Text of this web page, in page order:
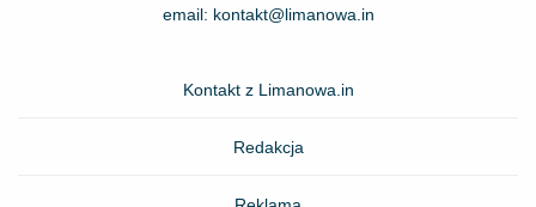
email: kontakt@limanowa.in
Kontakt z Limanowa.in
Redakcja